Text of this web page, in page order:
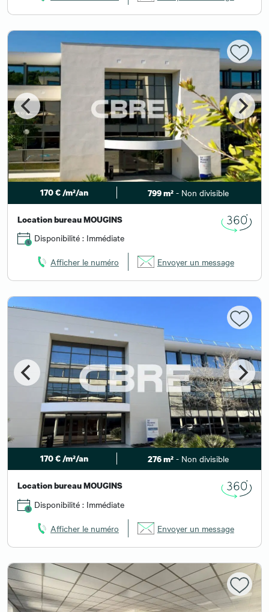
170 € /m²/an 799 m²- Non divisible
Location bureau MOUGINS
Disponibilité : Immédiate
Afficher le numéro Envoyer un message
170 € /m²/an 276 m²- Non divisible
Location bureau MOUGINS
Disponibilité : Immédiate
Afficher le numéro Envoyer un message